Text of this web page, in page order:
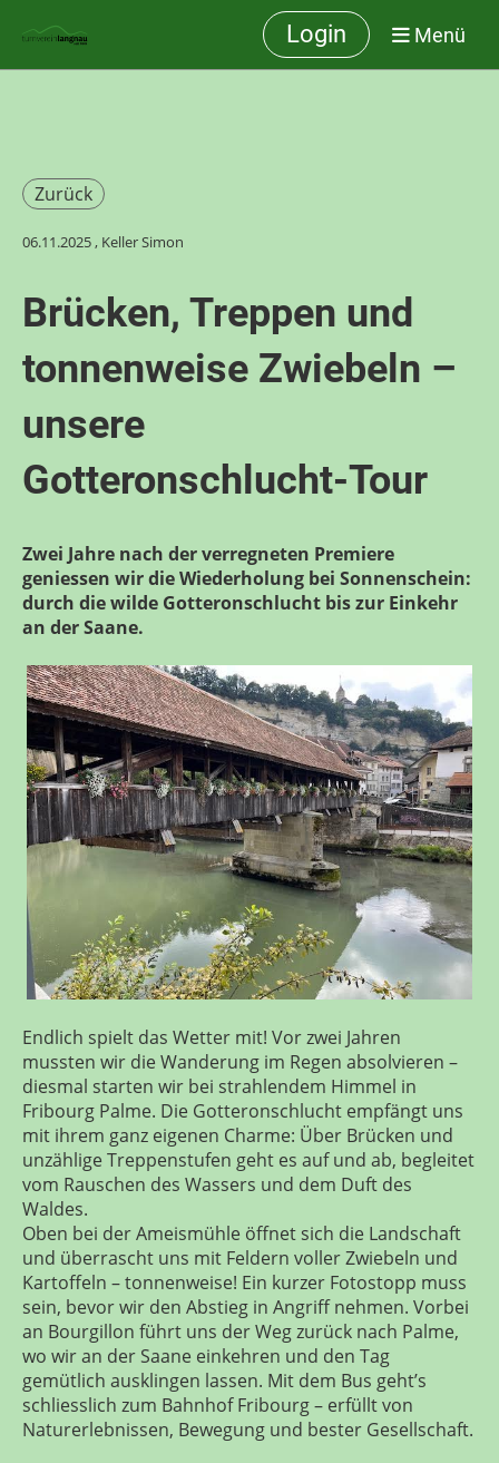
Login Menü
Zurück
06.11.2025, Keller Simon
Brücken, Treppen und
tonnenweise Zwiebeln –
unsere
Gotteronschlucht-Tour
Zwei Jahre nach der verregneten Premiere
geniessen wir die Wiederholung bei Sonnenschein:
durch die wilde Gotteronschlucht bis zur Einkehr
an der Saane.
Endlich spielt das Wetter mit! Vor zwei Jahren
mussten wir die Wanderung im Regen absolvieren –
diesmal starten wir bei strahlendem Himmel in
Fribourg Palme. Die Gotteronschlucht empfängt uns
mit ihrem ganz eigenen Charme: Über Brücken und
unzählige Treppenstufen geht es auf und ab, begleitet
vom Rauschen des Wassers und dem Duft des
Waldes.
Oben bei der Ameismühle öffnet sich die Landschaft
und überrascht uns mit Feldern voller Zwiebeln und
Kartoffeln – tonnenweise! Ein kurzer Fotostopp muss
sein, bevor wir den Abstieg in Angriff nehmen. Vorbei
an Bourgillon führt uns der Weg zurück nach Palme,
wo wir an der Saane einkehren und den Tag
gemütlich ausklingen lassen. Mit dem Bus geht’s
schliesslich zum Bahnhof Fribourg – erfüllt von
Naturerlebnissen, Bewegung und bester Gesellschaft.